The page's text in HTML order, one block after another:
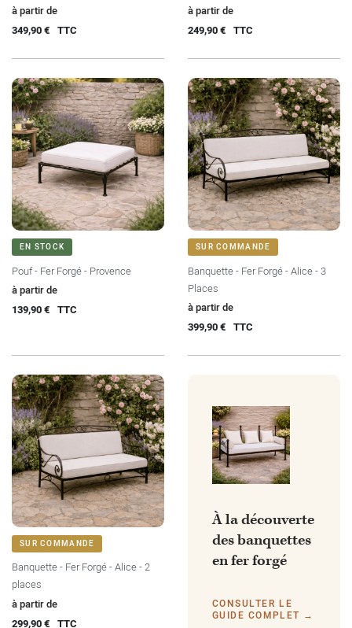
à partir de
Prix
349,90 € TTC
à partir de
Prix
249,90 € TTC
EN STOCK
Pouf - Fer Forgé - Provence
à partir de
Prix
139,90 € TTC
SUR COMMANDE
Banquette - Fer Forgé - Alice - 3
Places
à partir de
Prix
399,90 € TTC
SUR COMMANDE
Banquette - Fer Forgé - Alice - 2
places
à partir de
Prix
299,90 € TTC
À la découverte
des banquettes
en fer forgé
CONSULTER LE
GUIDE COMPLET →